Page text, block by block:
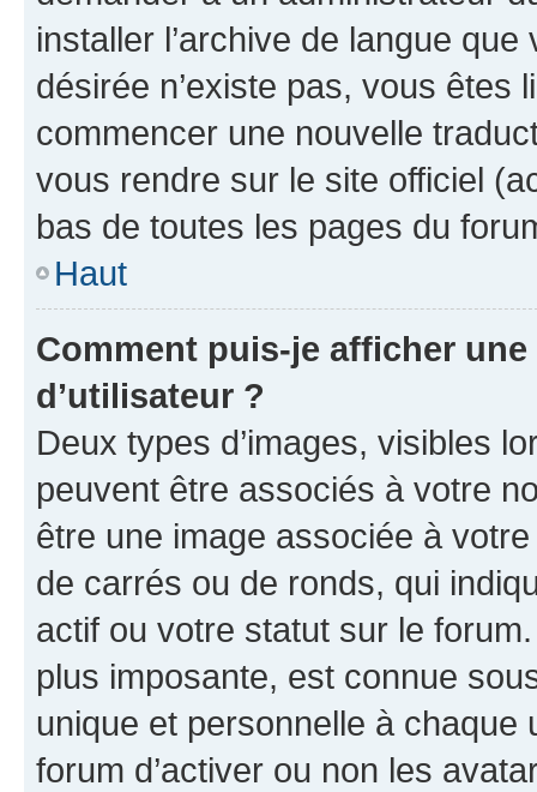
installer l’archive de langue
désirée n’existe pas, vous êtes
commencer une nouvelle
vous rendre sur le site officiel
bas de toutes les pages du
Haut
Comment puis-je afficher
d’utilisateur ?
Deux types d’images, visibles
peuvent être associés à votre
être une image associée à
de carrés ou de ronds, qui
actif ou votre statut sur le
plus imposante, est connue
unique et personnelle à chaque
forum d’activer ou non les